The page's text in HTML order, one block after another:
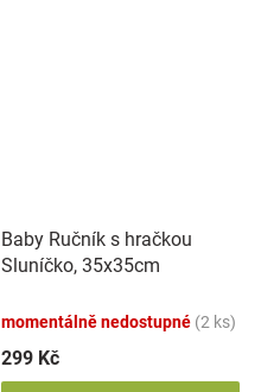
Baby Ručník s hračkou
Sluníčko, 35x35cm
momentálně nedostupné (2 ks)
299 Kč